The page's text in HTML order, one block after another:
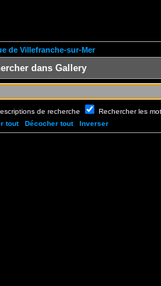
de Villefranche-sur-Mer
dans Gallery
de recherche
Rechercher les
tout
Décocher tout Inverser